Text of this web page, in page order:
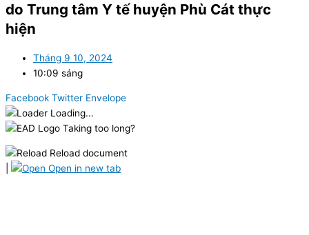
do Trung tâm Y tế huyện Phù Cát thực
hiện
Tháng 9 10, 2024
10:09 sáng
Facebook Twitter Envelope
Loading...
Taking too long?
Reload document
Open in new tab